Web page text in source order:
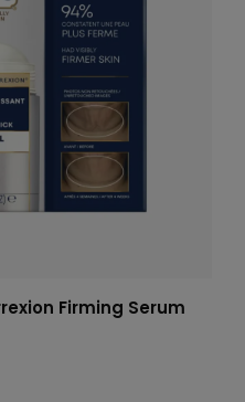
Firming Serum